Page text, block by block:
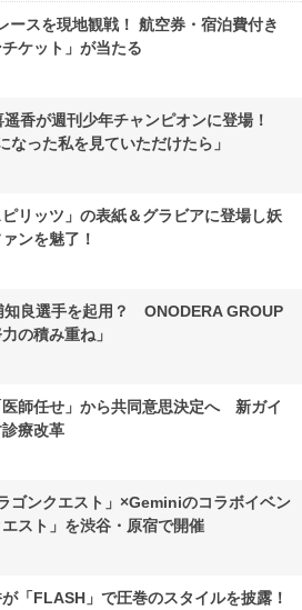
ースを現地観戦！ 航空券・宿泊費付き
チケット」が当たる
香が週刊少年チャンピオンに登場！
なった私を見ていただけたら」
リッツ」の表紙＆グラビアに登場し妖
ンを魅了！
知良選手を起用？ ONODERA GROUP
の積み重ね」
医師任せ」から共同意思決定へ 新ガイ
診療改革
ゴンクエスト」×Geminiのコラボイベン
エスト」を渋谷・原宿で開催
「FLASH」で圧巻のスタイルを披露！